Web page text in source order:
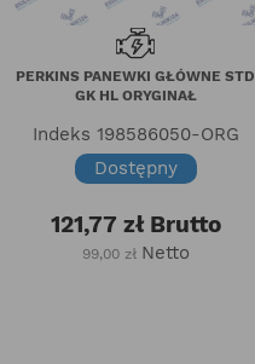
PERKINS PANEWKI GŁÓWNE STD
GK HL ORYGINAŁ
Indeks 198586050-ORG
Dostępny
121,77 złBrutto
99,00 zł Netto